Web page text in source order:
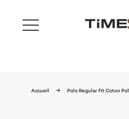
menu
Accueil Polo Regular Fit Coton